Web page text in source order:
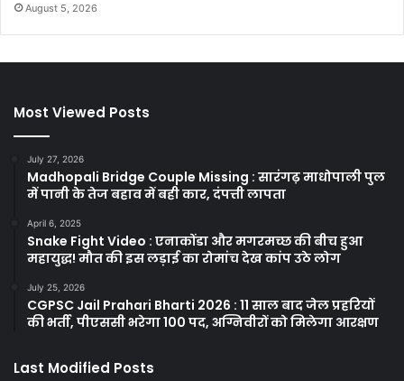
August 5, 2026
Most Viewed Posts
July 27, 2026
Madhopali Bridge Couple Missing : सारंगढ़ माधोपाली पुल
में पानी के तेज बहाव में बही कार, दंपत्ती लापता
April 6, 2025
Snake Fight Video : एनाकोंडा और मगरमच्छ की बीच हुआ
महायुद्ध! मौत की इस लड़ाई का रोमांच देख कांप उठे लोग
July 25, 2026
CGPSC Jail Prahari Bharti 2026 : 11 साल बाद जेल प्रहरियों
की भर्ती, पीएससी भरेगा 100 पद, अग्निवीरों को मिलेगा आरक्षण
Last Modified Posts